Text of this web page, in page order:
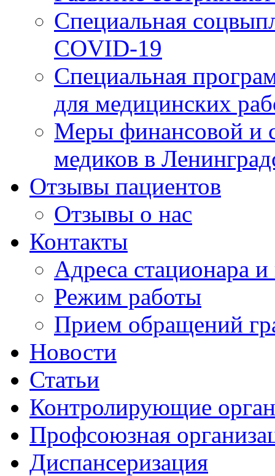
Специальная
COVID-19
Специальная
для медицинских
Меры финансовой и
медиков в
Отзывы пациентов
Отзывы о нас
Контакты
Адреса стационара
Режим работы
Прием обращений
Новости
Статьи
Контролирующие
Профсоюзная
Диспансеризация